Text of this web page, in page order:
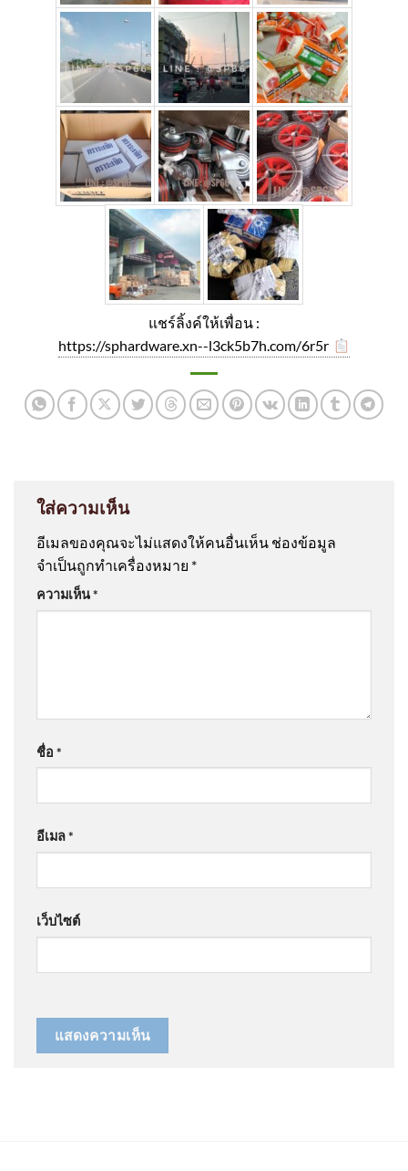
แชร์ลิ้งค์ให้เพื่อน :
https://sphardware.xn--l3ck5b7h.com/6r5r
ใส่ความเห็น
อีเมลของคุณจะไม่แสดงให้คนอื่นเห็น ช่องข้อมูล
จำเป็นถูกทำเครื่องหมาย *
ความเห็น*
ชื่อ *
อีเมล*
เว็บไซต์